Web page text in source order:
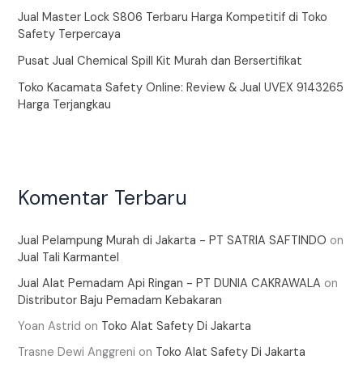
Jual Master Lock S806 Terbaru Harga Kompetitif di Toko
Safety Terpercaya
Pusat Jual Chemical Spill Kit Murah dan Bersertifikat
Toko Kacamata Safety Online: Review & Jual UVEX 9143265
Harga Terjangkau
Komentar Terbaru
Jual Pelampung Murah di Jakarta - PT SATRIA SAFTINDO on
Jual Tali Karmantel
Jual Alat Pemadam Api Ringan - PT DUNIA CAKRAWALA on
Distributor Baju Pemadam Kebakaran
Yoan Astrid on Toko Alat Safety Di Jakarta
Trasne Dewi Anggreni on Toko Alat Safety Di Jakarta